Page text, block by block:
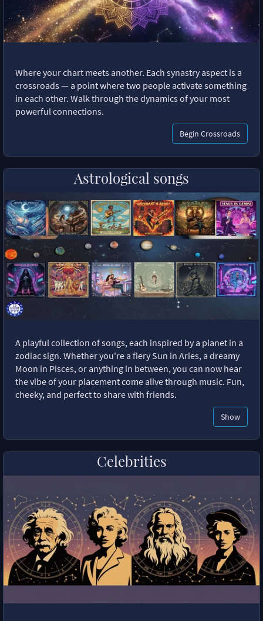
Where your chart meets another. Each synastry aspect is a
crossroads — a point where two people activate something
in each other. Walk through the dynamics of your most
powerful connections.
Begin Crossroads
Astrological songs
A playful collection of songs, each inspired by a planet in a
zodiac sign. Whether you're a fiery Sun in Aries, a dreamy
Moon in Pisces, or anything in between, you can now hear
the vibe of your placement come alive through music. Fun,
cheeky, and perfect to share with friends.
Show
Celebrities